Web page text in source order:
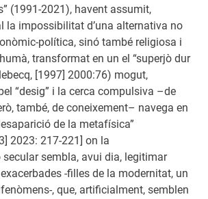
(1991-2021), havent assumit,
la impossibilitat d’una alternativa no
política, sinó també religiosa i
transformat en un el “superjò dur
[1997] 2000:76) mogut,
“desig” i la cerca compulsiva –de
també, de coneixement– navega en
de la metafísica”
2023: 217-221] on la
sembla, avui dia, legitimar
-filles de la modernitat, un
, que, artificialment, semblen